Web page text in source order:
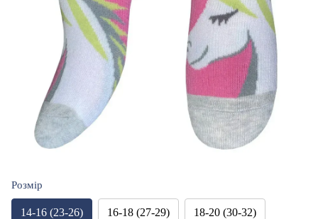
Розмір
14-16 (23-26) 16-18 (27-29) 18-20 (30-32)